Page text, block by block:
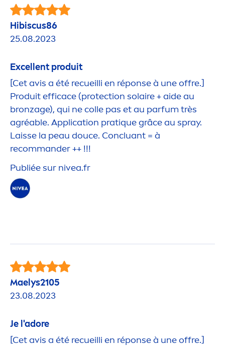
Hibiscus86
25.08.2023
Excellent produit
[Cet avis a été recueilli en réponse à une offre.]
Produit efficace (protection solaire + aide au
bronzage), qui ne colle pas et au parfum très
agréable. Application pratique grâce au spray.
Laisse la peau douce. Concluant = à
recommander ++ !!!
Publiée sur nivea.fr
Maelys2105
23.08.2023
Je l'adore
[Cet avis a été recueilli en réponse à une offre.]